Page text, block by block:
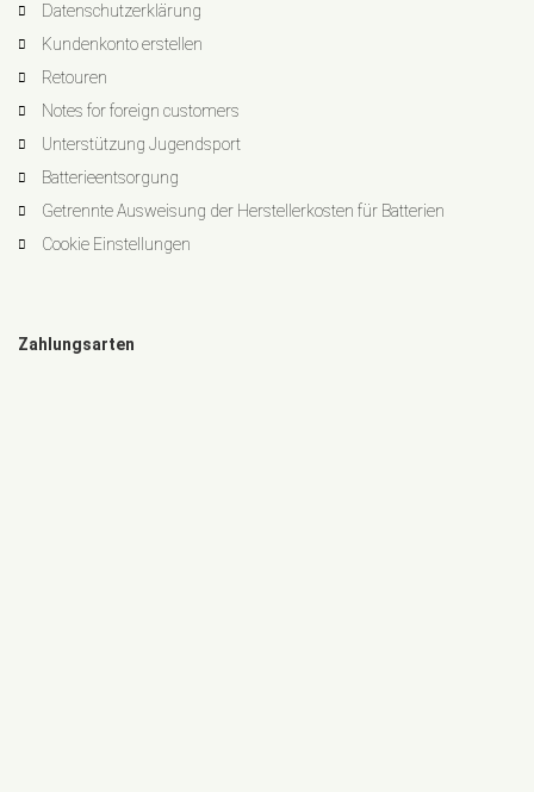
Datenschutzerklärung
Kundenkonto erstellen
Retouren
Notes for foreign customers
Unterstützung Jugendsport
Batterieentsorgung
Getrennte Ausweisung der Herstellerkosten für Batterien
Cookie Einstellungen
Zahlungsarten